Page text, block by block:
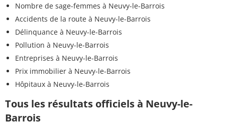
Nombre de sage-femmes à Neuvy-le-Barrois
Accidents de la route à Neuvy-le-Barrois
Délinquance à Neuvy-le-Barrois
Pollution à Neuvy-le-Barrois
Entreprises à Neuvy-le-Barrois
Prix immobilier à Neuvy-le-Barrois
Hôpitaux à Neuvy-le-Barrois
Tous les résultats officiels à Neuvy-le-
Barrois